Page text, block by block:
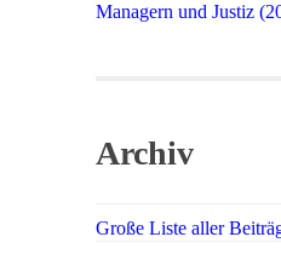
Managern und Justiz
Archiv
Große Liste aller